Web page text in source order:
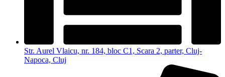
Str. Aurel Vlaicu, nr. 184, bloc C1, Scara 2, parter, Cluj-
Napoca, Cluj